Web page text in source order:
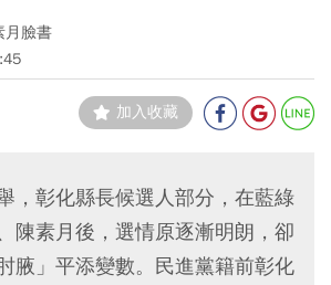
月臉書
加入收藏
，彰化縣長候選人部分，在藍綠
陳素月後，選情原逐漸明朗，卻
腋」平添變數。民進黨籍前彰化